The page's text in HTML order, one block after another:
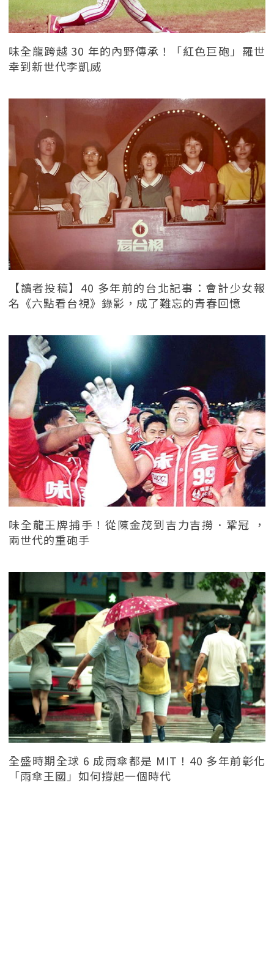
味全龍跨越 30 年的內野傳承！「紅色巨砲」羅世
幸到新世代李凱威
【讀者投稿】40 多年前的台北記事：會計少女報
名《六點看台視》錄影，成了難忘的青春回憶
味全龍王牌捕手！從陳金茂到吉力吉撈．鞏冠 ，
兩世代的重砲手
全盛時期全球 6 成雨傘都是 MIT！40 多年前彰化
「雨傘王國」如何撐起一個時代